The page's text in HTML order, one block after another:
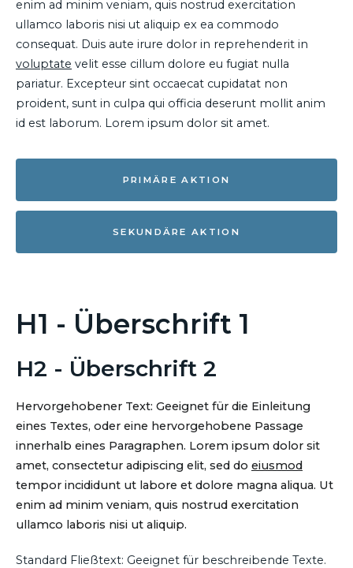
enim ad minim veniam, quis nostrud exercitation
ullamco laboris nisi ut aliquip ex ea commodo
consequat. Duis aute irure dolor in reprehenderit in
voluptate velit esse cillum dolore eu fugiat nulla
pariatur. Excepteur sint occaecat cupidatat non
proident, sunt in culpa qui officia deserunt mollit anim
id est laborum. Lorem ipsum dolor sit amet.
PRIMÄRE AKTION
SEKUNDÄRE AKTION
H1 - Überschrift 1
H2 - Überschrift 2
Hervorgehobener Text: Geeignet für die Einleitung
eines Textes, oder eine hervorgehobene Passage
innerhalb eines Paragraphen. Lorem ipsum dolor sit
amet, consectetur adipiscing elit, sed do eiusmod
tempor incididunt ut labore et dolore magna aliqua. Ut
enim ad minim veniam, quis nostrud exercitation
ullamco laboris nisi ut aliquip.
Standard Fließtext: Geeignet für beschreibende Texte.